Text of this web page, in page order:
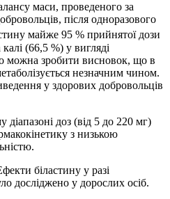
маси, проведеного за
після одноразового
майже 95 % прийнятої дози
(66,5 %) у вигляді
можна зробити висновок, що в
незначним чином.
у здорових добровольців
діапазоні доз (від 5 до 220 мг)
з низькою
біластину у разі
досліджено у дорослих осіб.